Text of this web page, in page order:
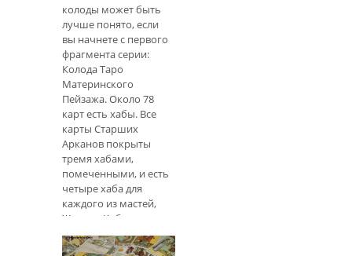
колоды может быть
лучше понято, если
вы начнете с первого
фрагмента серии:
Колода Таро
Материнского
Пейзажа. Около 78
карт есть хабы. Все
карты Старших
Арканов покрыты
тремя хабами,
помеченными, и есть
четыре хаба для
каждого из мастей,
Жезлов, Кубков,
Мечей и Пентаклей.
Эта статья объ